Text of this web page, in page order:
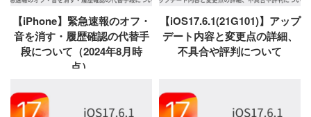
【iPhone】緊急速報のオフ・
音を消す・履歴確認の代替手
段について（2024年8月時
点）
【iOS17.6.1(21G101)】アップ
デート内容と変更点の詳細、
不具合や評判について